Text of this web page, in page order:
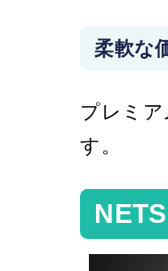
柔軟な
プレミ
す。